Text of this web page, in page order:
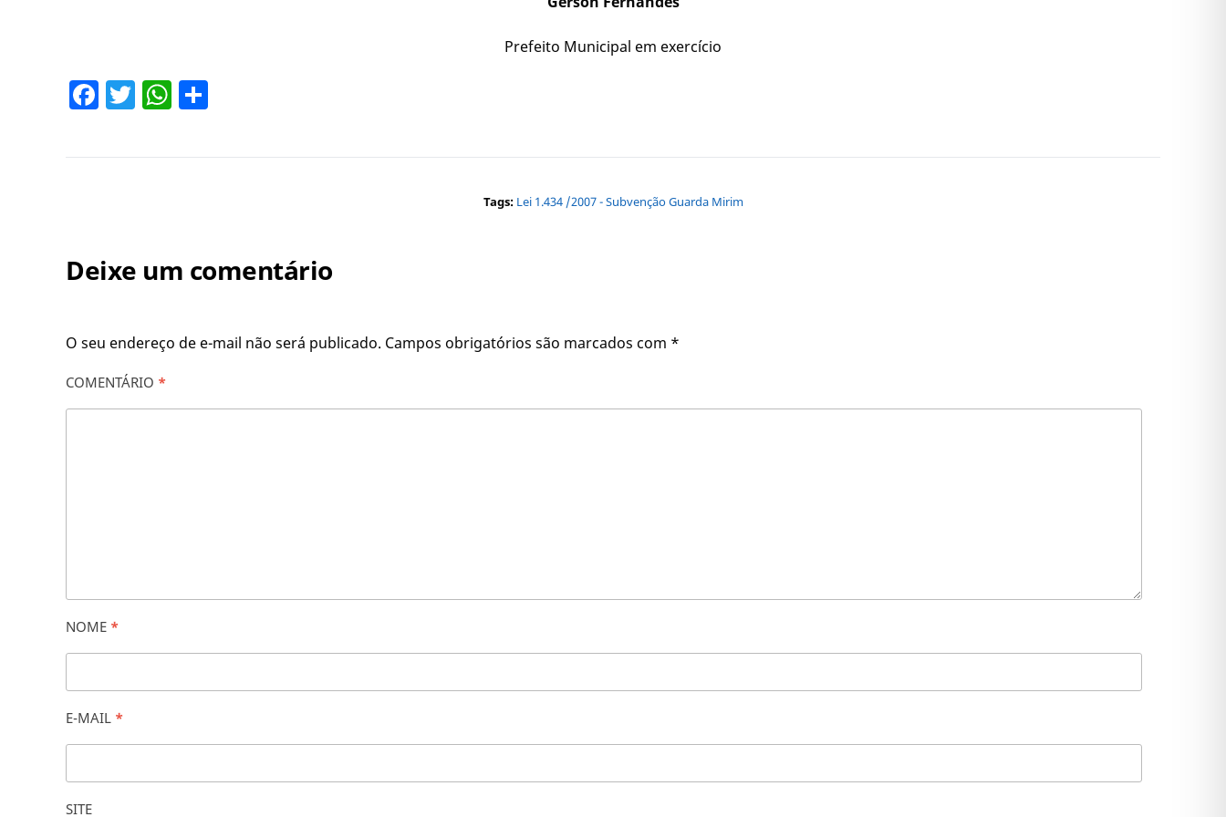
Prefeito Municipal em exercício
Facebook
TwitterWhatsApp
Tags: Lei 1.434 /2007 - Subvenção Guarda Mirim
Deixe um comentário
O seu endereço de e-mail não será publicado. Campos obrigatórios são marcados com *
COMENTÁRIO *
NOME *
E-MAIL *
SITE